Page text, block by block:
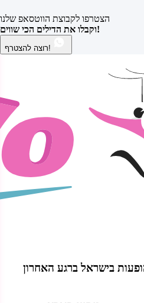
הצטרפו לקבוצת הווטסאפ שלנו
וקבלו את הדילים הכי שווים!
רוצה להצטרף!